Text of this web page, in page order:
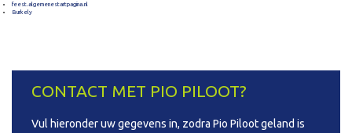
feest.algemenestartpagina.nl
Burkely
CONTACT MET PIO PILOOT?
Vul hieronder uw gegevens in, zodra Pio Piloot geland is